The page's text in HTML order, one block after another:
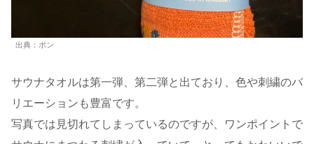
出典：ポン
サウナタオルは第一弾、第二弾と出ており、色や刺繍のバ
リエーションも豊富です。
写真では見切れてしまっているのですが、ワンポイントで